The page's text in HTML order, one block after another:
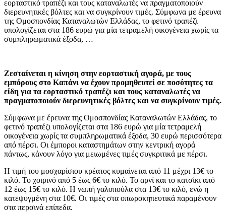
εορταστικό τραπέζι και τους καταναλωτές να πραγματοποιούν
διερευνητικές βόλτες και να συγκρίνουν τιμές. Σύμφωνα με έρευνα
της Ομοσπονδίας Καταναλωτών Ελλάδας, το φετινό τραπέζι
υπολογίζεται στα 186 ευρώ για μία τετραμελή οικογένεια χωρίς τα
συμπληρωματικά έξοδα, …
Ζεσταίνεται η κίνηση στην εορταστική αγορά, με τους
εμπόρους στο Καπάνι να έχουν προμηθευτεί σε ποσότητες τα
είδη για τα εορταστικό τραπέζι και τους καταναλωτές να
πραγματοποιούν διερευνητικές βόλτες και να συγκρίνουν τιμές.
Σύμφωνα με έρευνα της Ομοσπονδίας Καταναλωτών Ελλάδας, το
φετινό τραπέζι υπολογίζεται στα 186 ευρώ για μία τετραμελή
οικογένεια χωρίς τα συμπληρωματικά έξοδα, 30 ευρώ περισσότερα
από πέρσι. Οι έμποροι καταστημάτων στην κεντρική αγορά
πάντως, κάνουν λόγο για μειωμένες τιμές συγκριτικά με πέρσι.
Η τιμή του μοσχαρίσιου κρέατος κυμαίνεται από 11 μέχρι 13€ το
κιλό. Το χοιρινό από 5 έως 6€ το κιλό. Το αρνί και το κατσίκι από
12 έως 15€ το κιλό. Η νωπή γαλοπούλα στα 13€ το κιλό, ενώ η
κατεψυγμένη στα 10€. Οι τιμές στα οπωροκηπευτικά παραμένουν
στα περσινά επίπεδα.